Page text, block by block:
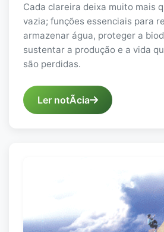
Cada clareira deixa muito mais
vazia; funções essenciais para
armazenar água, proteger a
sustentar a produção e a vida
são perdidas.
Ler notÃ­cia